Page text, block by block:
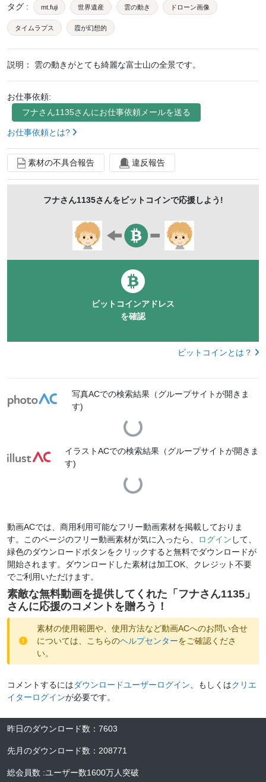
タグ : mt.fuji 世界遺産 雲の動き ドローン画像
タイムラプス 霞が幻想的
説明： 雲の動きがとても綺麗な富士山の全景です。
お仕事依頼:
フナさん1135さんにお仕事依頼メールを送る
お仕事依頼とは?
素材の不具合報告 違反報告
フナさん1135さんをビットコインで応援しよう!
ビットコインアドレス
を確認
ビットコインとは？
写真ACでの検索結果（グループサイトが開きま
す)
Loading...
イラストACでの検索結果（グループサイトが開きま
す)
Loading...
動画ACでは、商用利用可能なフリー動画素材を掲載しておりま
す。このページのフリー動画素材が気に入ったら、
ログイン して、
緑色のダウンロードボタンをクリックすると無料でダウンロードが
開始されます。ダウンロードした素材は加工OK、クレジット不要
でご利用いただけます。
素敵な無料動画を提供してくれた「 フナさん1135 」
さんに応援のコメントを贈ろう！
素材の使用範囲や、使用方法など動画ACへのお問い合せ
については、こちらのヘルプセンターをご確認くださ
い。
コメントするにはダウンロードユーザーログイン 、もしくはクリエ
イターログインが必要です。
昨日のダウンロード数 ： 7603
先月のダウンロード数 ： 208771
総会員数 :ユーザー数1600万人 突破